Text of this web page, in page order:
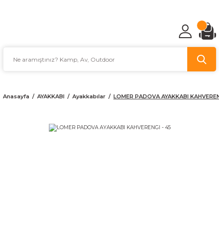
Anasayfa AYAKKABI Ayakkabılar LOMER PADOVA AYAKKABI